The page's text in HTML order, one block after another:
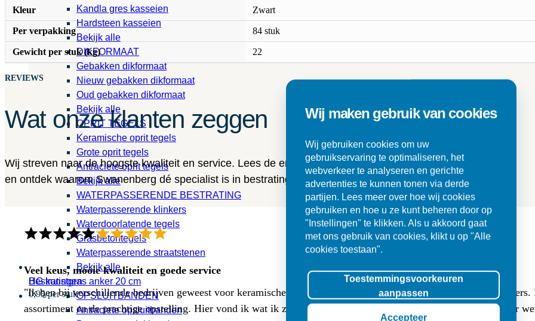
HG kunstgras anker 20 cm
0,95 per stuk
Kandla gres kasseien
Hardsteen kasseien
Bekijk alle
DIKFORMAAT
Gebakken dikformaat
Nieuw gebakken dikformaat
Oud gebakken dikformaat
Bekijk alle
OPRIT TEGELS
Keramische oprit tegels
Grote oprit tegels
Antraciete oprit tegels
Bekijk alle
WATERPASSERENDE BESTRATING
Waterpasserende klinkers
Waterdoorlatende tegels
Grasbetontegels
Waterpasserende straatstenen
Bekijk alle
Bestratingen
OPSLUITBANDEN
Antraciete opsluitbanden
Kleur Zwart
Per verpakking 84 stuk
Gewicht per stuk (kg) 22
REVIEWS
Wat onze klanten zeggen
Wij streven naar de hoogste kwaliteit en service. Lees de ervaringen van onze klanten
en ontdek waarom Swanenberg dé specialist is in bestrating en tegels.
Veel keus, mooie kwaliteit en goede service
"Ik ben bij verschillende bedrijven geweest voor keramische buitentegels (3 cm dik, 80x80) en (luxe lange)
assortiment en de prachtige opstelling. Hier vond ik wat ik zocht. Ik werd er met veel geduld goed geholpen en er
Wij maken gebruik van cookies
Wij gebruiken cookies om uw
gebruikservaring te optimaliseren, het
webverkeer te analyseren en gerichte
advertenties te kunnen tonen via derde
partijen. Lees meer over hoe wij cookies
gebruiken en hoe u ze kunt beheren door op
"Instellingen" te klikken. Als u akkoord gaat
met ons gebruik van cookies, klikt u op "Alle
cookies toestaan".
Toestemmingsvoorkeuren
aanpassen
Accepteer